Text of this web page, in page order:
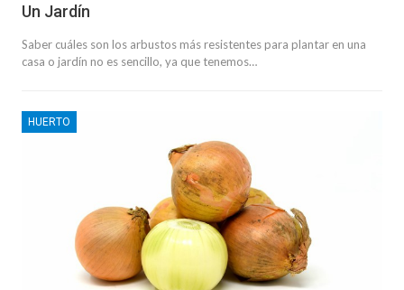
Un Jardín
Saber cuáles son los arbustos más resistentes para plantar en una
casa o jardín no es sencillo, ya que tenemos…
HUERTO